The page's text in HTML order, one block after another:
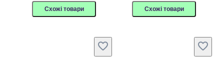
консерви
Овочева
консерви
Схожі товари Схожі товари